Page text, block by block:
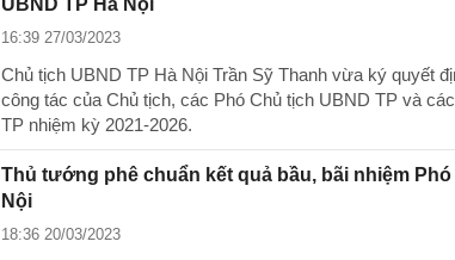
UBND TP Hà Nội
16:39 27/03/2023
Chủ tịch UBND TP Hà Nội Trần Sỹ Thanh vừa ký quyết
công tác của Chủ tịch, các Phó Chủ tịch UBND TP và
TP nhiệm kỳ 2021-2026.
Thủ tướng phê chuẩn kết quả bầu, bãi nhiệm
Nội
18:36 20/03/2023